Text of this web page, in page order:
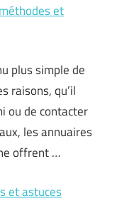
et
plus simple de
raisons, qu’il
ou de contacter
les annuaires
offrent …
et astuces